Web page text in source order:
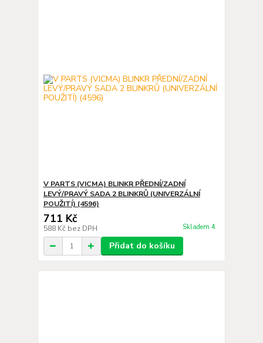
V PARTS (VICMA) BLINKR PŘEDNÍ/ZADNÍ
LEVÝ/PRAVÝ SADA 2 BLINKRŮ (UNIVERZÁLNÍ
POUŽITÍ) (4596)
711 Kč
588 Kč bez DPH Skladem 4
Přidat do košíku